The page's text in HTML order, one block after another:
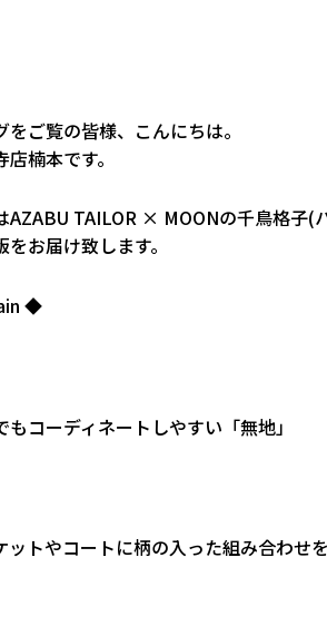
をご覧の皆様、こんにちは。
店楠本です。
AZABU TAILOR × MOONの千鳥格子(
をお届け致します。
◆
もコーディネートしやすい「無地」
ットやコートに柄の入った組み合わせ